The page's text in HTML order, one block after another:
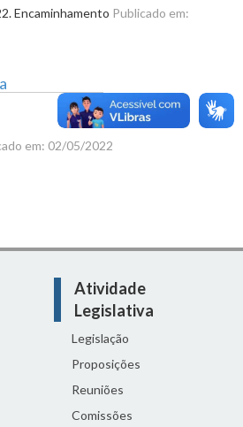
Encaminhamento Publicado em:
em: 02/05/2022
Atividade
Legislativa
Legislação
Proposições
Reuniões
Comissões